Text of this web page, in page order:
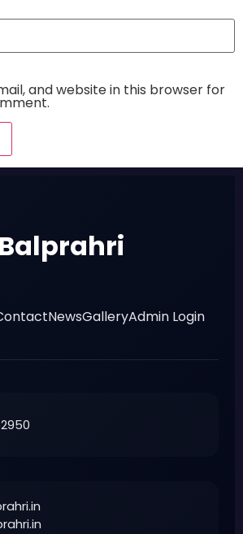
and website in this browser for
Balprahri
NewsGalleryAdmin Login